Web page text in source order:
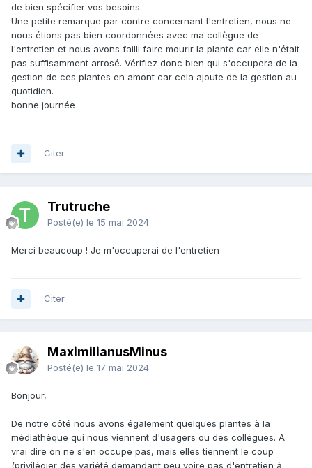
de bien spécifier vos besoins.
Une petite remarque par contre concernant l'entretien, nous ne
nous étions pas bien coordonnées avec ma collègue de
l'entretien et nous avons failli faire mourir la plante car elle n'était
pas suffisamment arrosé. Vérifiez donc bien qui s'occupera de la
gestion de ces plantes en amont car cela ajoute de la gestion au
quotidien.
bonne journée
Citer
Trutruche
Posté(e) le 15 mai 2024
Merci beaucoup ! Je m'occuperai de l'entretien
Citer
MaximilianusMinus
Posté(e) le 17 mai 2024
Bonjour,
De notre côté nous avons également quelques plantes à la
médiathèque qui nous viennent d'usagers ou des collègues. A
vrai dire on ne s'en occupe pas, mais elles tiennent le coup
(privilégier des variété demandant peu voire pas d'entretien à